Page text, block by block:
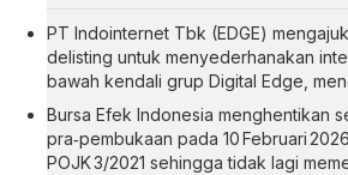
PT Indointernet Tbk (EDGE)
delisting untuk menyederhanakan
bawah kendali grup Digital Edge,
Bursa Efek Indonesia menghentikan
pra‑pembukaan pada 10 Februari
POJK 3/2021 sehingga tidak lagi